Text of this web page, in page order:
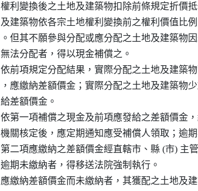
權利變換後之土地及建築物扣除前條規定折價
及建築物依各宗土地權利變換前之權利價值比
。但其不願參與分配或應分配之土地及建築物
無法分配者，得以現金補償之。
依前項規定分配結果，實際分配之土地及建築
，應繳納差額價金；實際分配之土地及建築物
給差額價金。
依第一項補償之現金及前項應發給之差額價金
機關核定後，應定期通知應受補償人領取；逾
第二項應繳納之差額價金經直轄市、縣 (市) 主
逾期未繳納者，得移送法院強制執行。
應繳納差額價金而未繳納者，其獲配之土地及